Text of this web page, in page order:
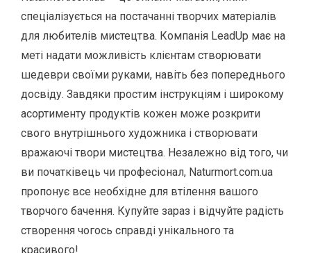
спеціалізується на постачанні творчих матеріалів
для любителів мистецтва. Компанія LeadUp має на
меті надати можливість клієнтам створювати
шедеври своїми руками, навіть без попереднього
досвіду. Завдяки простим інструкціям і широкому
асортименту продуктів кожен може розкрити
свого внутрішнього художника і створювати
вражаючі твори мистецтва. Незалежно від того, чи
ви початківець чи професіонал, Naturmort.com.ua
пропонує все необхідне для втілення вашого
творчого бачення. Купуйте зараз і відчуйте радість
створення чогось справді унікального та
красивого!